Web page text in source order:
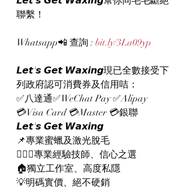
聯繫！
Whatsapp📲 查詢 : bit.ly/3La09yp
𝙇𝙚𝙩'𝙨 𝙂𝙚𝙩 𝙒𝙖𝙭𝙞𝙣𝙜現已全數接受下
列政府認可消費券及信用咭：
✅八達通✅WeChat Pay ✅Alipay
💳Visa Card 💳Master 💳銀聯
𝙇𝙚𝙩'𝙨 𝙂𝙚𝙩 𝙒𝙖𝙭𝙞𝙣𝙜
📌專業蜜蠟及激光脫毛
👨🏻‍⚕專業經驗技師、信心之選
🏠獨立工作室、高度私隱
💡明碼實價、絕不硬銷